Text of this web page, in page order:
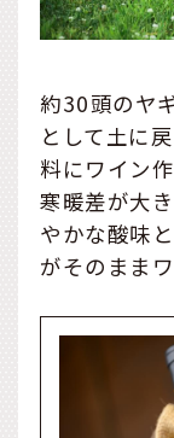
約30頭のヤ
として土に
料にワイン
寒暖差が大
やかな酸味
がそのまま